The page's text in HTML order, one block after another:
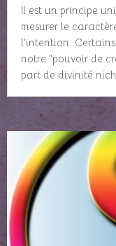
Il est un principe
mesurer le
l'intention.
notre "pouvoir de
part de divinité